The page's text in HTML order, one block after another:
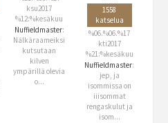
ksu2017
%12:%kesäkuu
Nuffieldmaster:
Nälkäraameiksi
kutsutaan
kilven
ympärillä olevia
o...
1558
katselua
%06.%06.%17
kti2017
%21:%kesäkuu
Nuffieldmaster:
jep, ja
isommissa on
iiisommat
rengaskulut ja
isom...